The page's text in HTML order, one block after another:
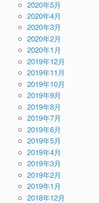
2020年5月
2020年4月
2020年3月
2020年2月
2020年1月
2019年12月
2019年11月
2019年10月
2019年9月
2019年8月
2019年7月
2019年6月
2019年5月
2019年4月
2019年3月
2019年2月
2019年1月
2018年12月